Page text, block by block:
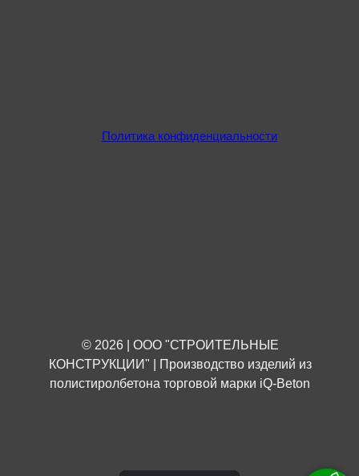
© 2026 | ООО "СТРОИТЕЛЬНЫЕ
КОНСТРУКЦИИ" | Производство изделий из
полистиролбетона торговой марки iQ-Beton
Политика конфиденциальности